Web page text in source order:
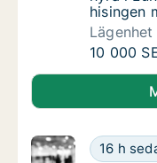
hisingen
Lägenhet
Désirée
10 000
Désirée söker
Simon
16 h